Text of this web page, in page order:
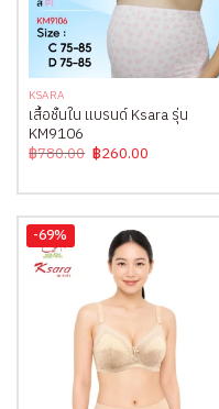
KSARA
เสื้อชั้นใน แบรนด์ Ksara รุ่น
KM9106
฿780.00 Original
price
฿780.00.
฿260.00
฿260.00.
-69%